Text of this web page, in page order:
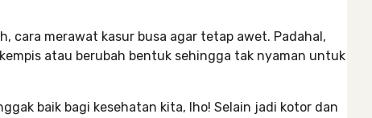
cara merawat kasur busa agar tetap awet. Padahal,
atau berubah bentuk sehingga tak nyaman untuk
baik bagi kesehatan kita, lho! Selain jadi kotor dan